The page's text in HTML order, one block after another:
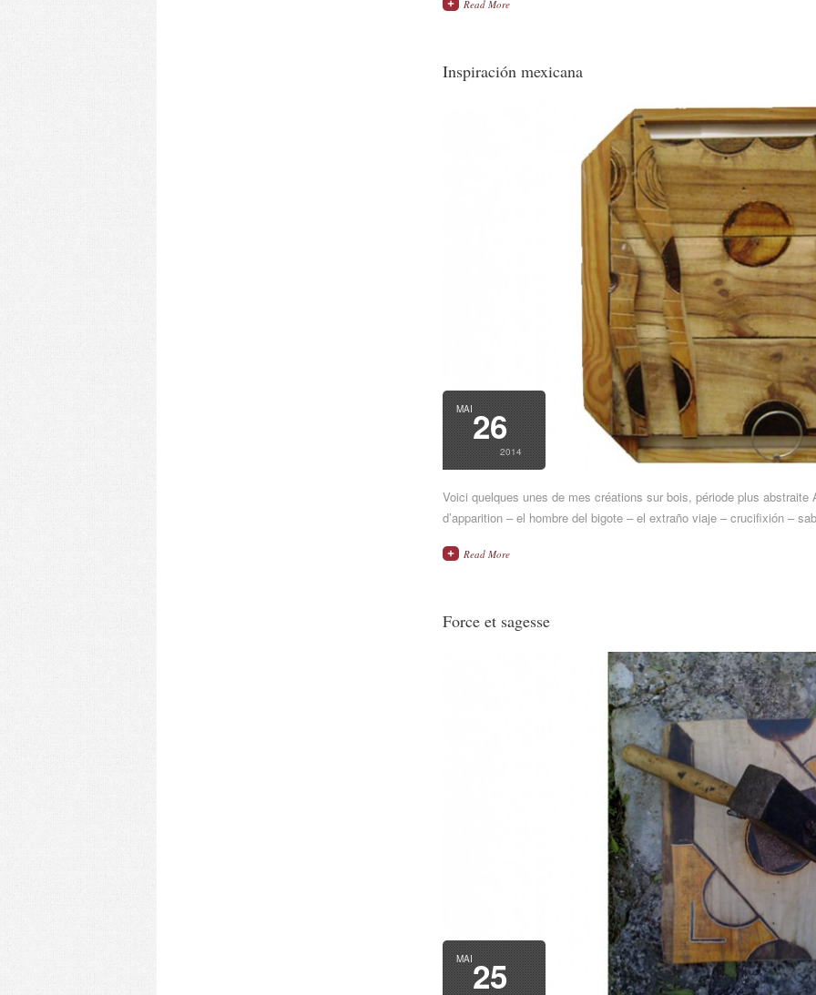
Read More
Inspiración mexicana
MAI26
2014
Voici quelques unes de mes créations sur bois, période plus
d’apparition – el hombre del bigote – el extraño viaje – crucifixión –
Read More
Force et sagesse
MAI25